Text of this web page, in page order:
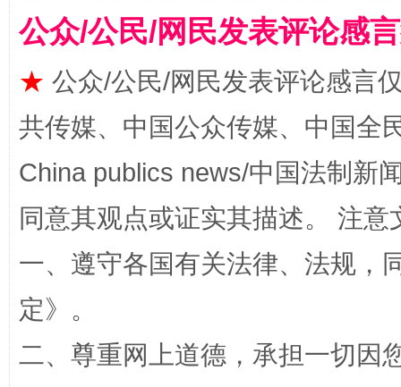
公众/公民/网民发表评论感
★ 公众/公民/网民发表评论感言
共传媒、中国公众传媒、中国全
China publics news/中国法制新
同意其观点或证实其描述。 注
一、遵守各国有关法律、法规，
定》。
二、尊重网上道德，承担一切因